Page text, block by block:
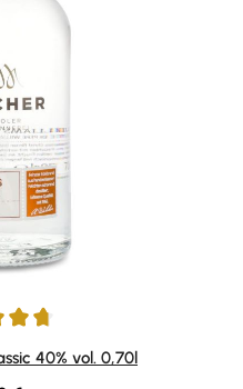
4.84 von 5 Sternen
40% vol. 0,70l